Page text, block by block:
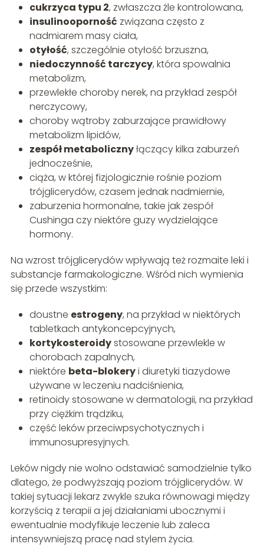
cukrzyca typu 2, zwłaszcza źle kontrolowana,
insulinooporność związana często z
nadmiarem masy ciała,
otyłość, szczególnie otyłość brzuszna,
niedoczynność tarczycy, która spowalnia
metabolizm,
przewlekłe choroby nerek, na przykład zespół
nerczycowy,
choroby wątroby zaburzające prawidłowy
metabolizm lipidów,
zespół metabolicznyłączący kilka zaburzeń
jednocześnie,
ciąża, w której fizjologicznie rośnie poziom
trójglicerydów, czasem jednak nadmiernie,
zaburzenia hormonalne, takie jak zespół
Cushinga czy niektóre guzy wydzielające
hormony.
Na wzrost trójglicerydów wpływają też rozmaite leki i
substancje farmakologiczne. Wśród nich wymienia
się przede wszystkim:
doustne estrogeny, na przykład w niektórych
tabletkach antykoncepcyjnych,
kortykosteroidystosowane przewlekle w
chorobach zapalnych,
niektóre beta-blokeryi diuretyki tiazydowe
używane w leczeniu nadciśnienia,
retinoidy stosowane w dermatologii, na przykład
przy ciężkim trądziku,
część leków przeciwpsychotycznych i
immunosupresyjnych.
Leków nigdy nie wolno odstawiać samodzielnie tylko
dlatego, że podwyższają poziom trójglicerydów. W
takiej sytuacji lekarz zwykle szuka równowagi między
korzyścią z terapii a jej działaniami ubocznymi i
ewentualnie modyfikuje leczenie lub zaleca
intensywniejszą pracę nad stylem życia.